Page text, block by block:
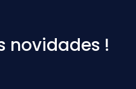
novidades !